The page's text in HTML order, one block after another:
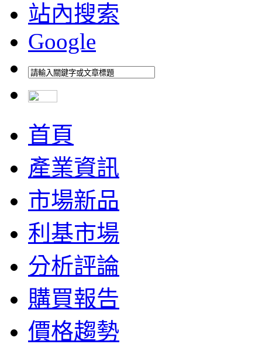
站內搜索
Google
首頁
產業資訊
市場新品
利基市場
分析評論
購買報告
價格趨勢